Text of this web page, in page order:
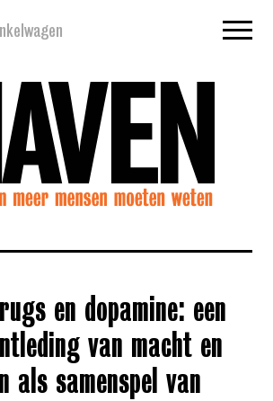
en dopamine: een
van macht en
als samenspel van